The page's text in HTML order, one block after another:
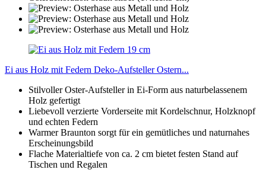
Ei aus Holz mit Federn Deko-Aufsteller Ostern...
Stilvoller Oster-Aufsteller in Ei-Form aus naturbelassenem
Holz gefertigt
Liebevoll verzierte Vorderseite mit Kordelschnur, Holzknopf
und echten Federn
Warmer Braunton sorgt für ein gemütliches und naturnahes
Erscheinungsbild
Flache Materialtiefe von ca. 2 cm bietet festen Stand auf
Tischen und Regalen